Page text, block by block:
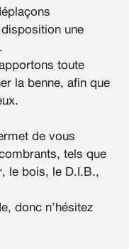
une
toute
la benne, afin que
de vous
tels que
le bois, le D.I.B.,
donc n’hésitez